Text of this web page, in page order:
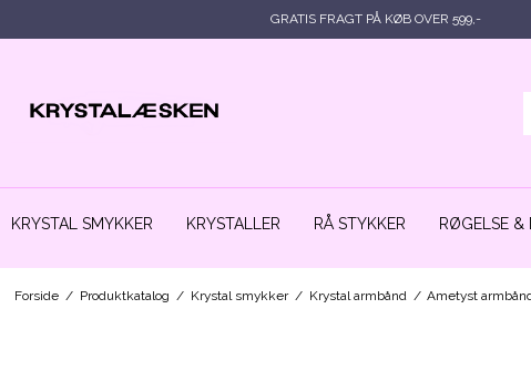
GRATIS FRAGT PÅ KØB OVER 599,-
KRYSTAL SMYKKER KRYSTALLER RÅ STYKKER RØGELSE &
Forside / Produktkatalog / Krystal smykker / Krystal armbånd / Ametyst